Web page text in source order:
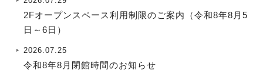
2Fオープンスペース利用制限のご案内（令和8年8月5
日～6日）
2026.07.25
令和8年8月閉館時間のお知らせ